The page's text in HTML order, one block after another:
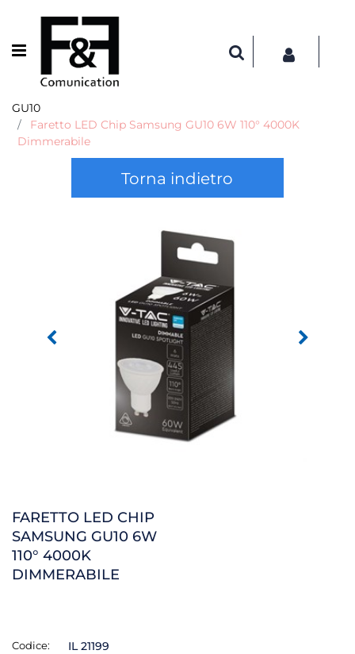
Open menu
GU10
Faretto LED Chip Samsung GU10 6W 110° 4000K
Dimmerabile
Torna indietro
FARETTO LED CHIP
SAMSUNG GU10 6W
110° 4000K
DIMMERABILE
Codice: IL 21199